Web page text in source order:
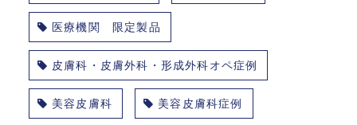
医療機関 限定製品
皮膚科・皮膚外科・形成外科オペ症例
美容皮膚科 美容皮膚科症例